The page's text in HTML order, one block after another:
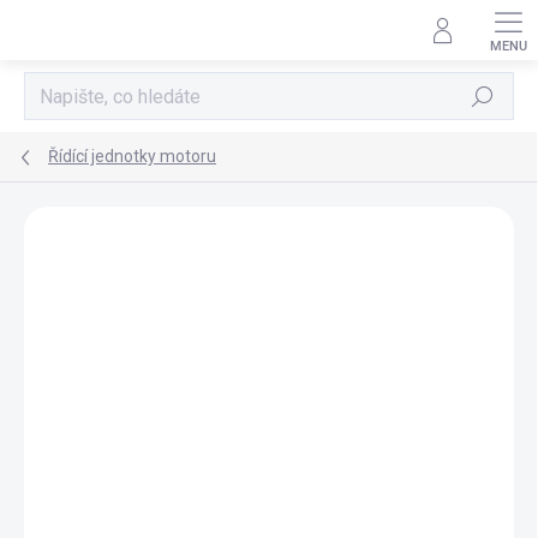
Hledat
Řídící jednotky motoru